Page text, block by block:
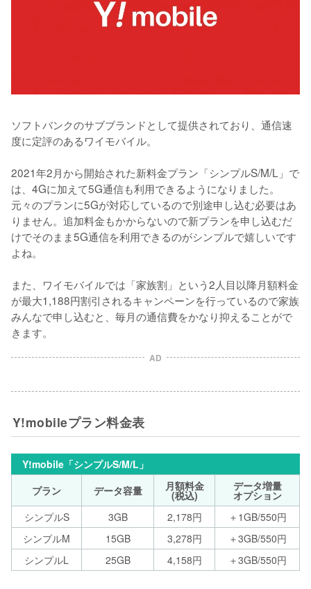
ソフトバンクのサブブランドとして提供されており、通信速
度に定評のあるワイモバイル。
2021年2月から開始された新料金プラン「シンプルS/M/L」で
は、4Gに加えて5G通信も利用できるようになりました。
元々のプランに5Gが対応しているので別途申し込む必要はあ
りません。追加料金もかからないので新プランを申し込むだ
けでそのまま5G通信を利用できるのがシンプルで嬉しいです
よね。
また、ワイモバイルでは「家族割」という2人目以降月額料金
が最大1,188円割引されるキャンペーンを行っているので家族
みんなで申し込むと、毎月の通信費をかなり抑えることがで
きます。
AD
Y!mobileプラン料金表
Y!mobile「シンプルS/M/L」
プラン
データ容量 月額料金
(税込)
データ増量
オプション
シンプルS
3GB 2,178円
＋1GB/550円
シンプルM
15GB 3,278円
＋3GB/550円
シンプルL
25GB 4,158円 ＋3GB/550円